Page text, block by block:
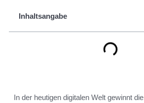
Inhaltsangabe
In der heutigen digitalen Welt gewinnt die